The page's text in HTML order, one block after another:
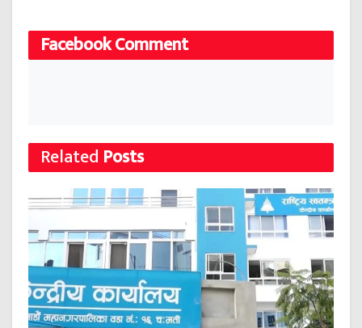
Facebook Comment
Related Posts